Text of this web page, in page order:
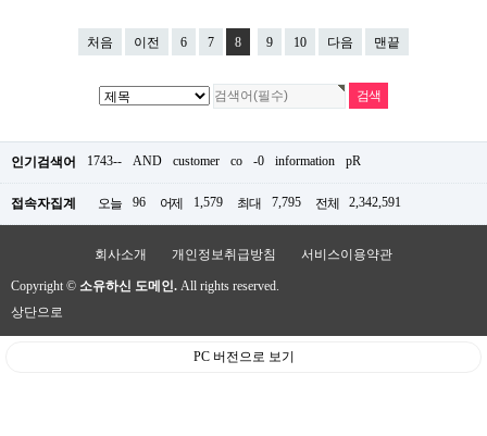
처음 이전 6 7 8 9 10 다음 맨끝
인기검색어 1743-- AND customer co -0 information pR
접속자집계 오늘 96 어제 1,579 최대 7,795 전체 2,342,591
회사소개 개인정보취급방침 서비스이용약관
Copyright © 소유하신 도메인. All rights reserved.
상단으로
PC 버전으로 보기